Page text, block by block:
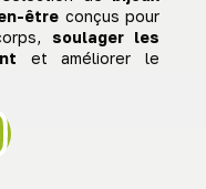
être conçus pour
soulager les
et améliorer le